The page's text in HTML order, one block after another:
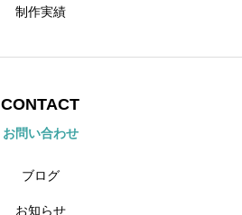
制作実績
CONTACT
お問い合わせ
ブログ
お知らせ